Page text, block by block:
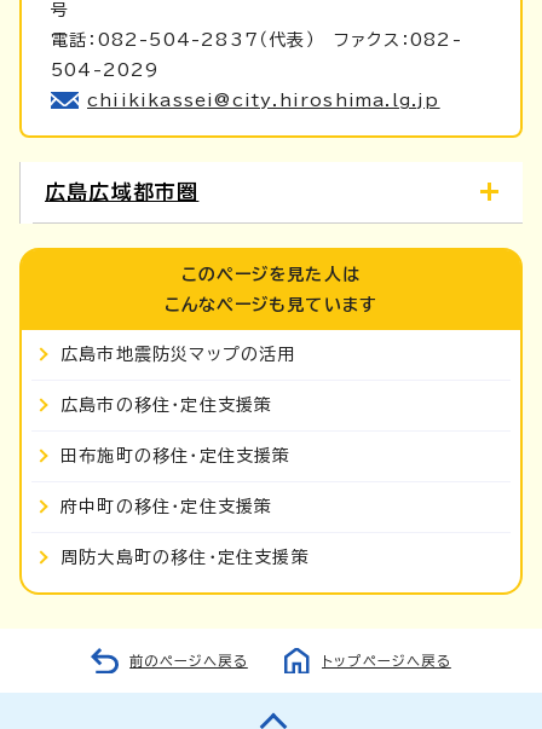
号
電話：082-504-2837（代表） ファクス：082-
504-2029
chiikikassei@city.hiroshima.lg.jp
広島広域都市圏
このページを見た人は
こんなページも見ています
広島市地震防災マップの活用
広島市の移住・定住支援策
田布施町の移住・定住支援策
府中町の移住・定住支援策
周防大島町の移住・定住支援策
前のページへ戻る トップページへ戻る